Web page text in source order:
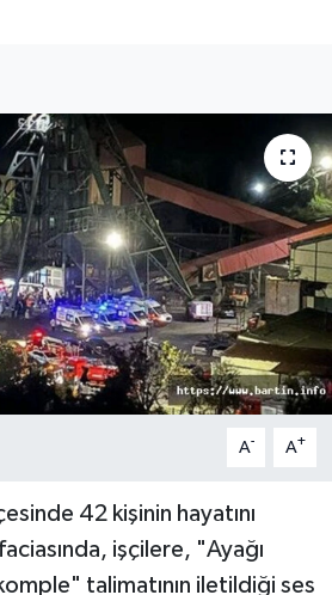
A- A+
42 kişinin hayatını
işçilere, "Ayağı
talimatının iletildiği ses